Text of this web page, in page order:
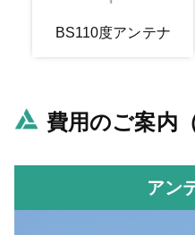
BS110度アンテナ
費用のご案内
アン